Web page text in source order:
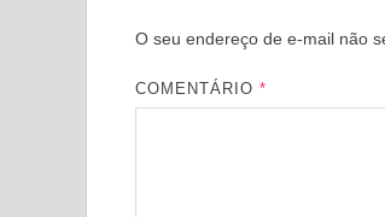
O seu endereço de e-mail não
COMENTÁRIO*